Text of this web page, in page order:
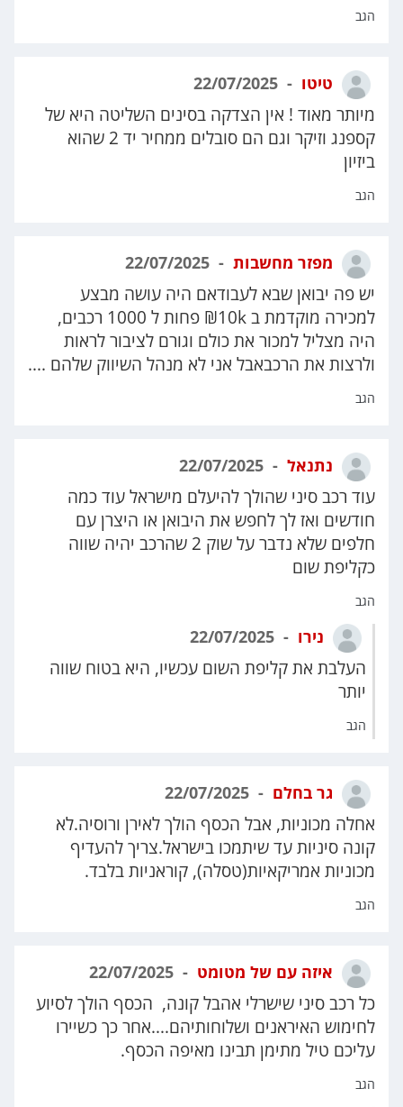
הגב
טיטו
מיותר מאוד ! אין הצדקה בסינים השליטה היא של
קספנג וזיקר וגם הם סובלים ממחיר יד 2 שהוא
ביזיון
הגב
מפזר מחשבות
יש פה יבואן שבא לעבודאם היה עושה מבצע
למכירה מוקדמת ב 10k₪ פחות ל 1000 רכבים,
היה מצליל למכור את כולם וגורם לציבור לראות
ולרצות את הרכבאבל אני לא מנהל השיווק שלהם ....
הגב
נתנאל
עוד רכב סיני שהולך להיעלם מישראל עוד כמה
חודשים ואז לך לחפש את היבואן או היצרן עם
חלפים שלא נדבר על שוק 2 שהרכב יהיה שווה
כקליפת שום
הגב
נירו
העלבת את קליפת השום עכשיו, היא בטוח שווה
יותר
הגב
גר בחלם
אחלה מכוניות, אבל הכסף הולך לאירן ורוסיה.לא
קונה סיניות עד שיתמכו בישראל.צריך להעדיף
מכוניות אמריקאיות(טסלה), קוראניות בלבד.
הגב
איזה עם של מטומט
כל רכב סיני שישרלי אהבל קונה, הכסף הולך לסיוע
לחימוש האיראנים ושלוחותיהם....אחר כך כשיירו
עליכם טיל מתימן תבינו מאיפה הכסף.
הגב